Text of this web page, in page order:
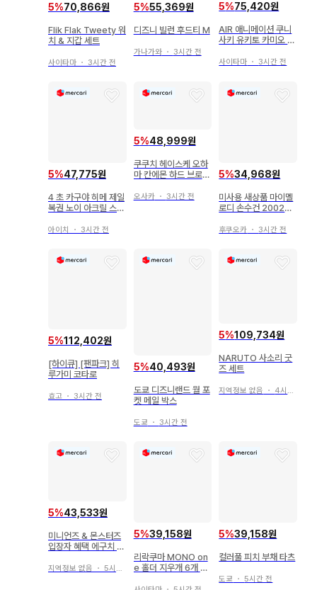
5%70,866원
Flik Flak Tweety 워
치 & 지갑 세트
사이타마 ・ 3시간 전
5%55,369원
디즈니 빌런 후드티 M
가나가와・ 3시간 전
5%75,420원
AIR 애니메이션 쿠니
사키 유키토 카미오 미
y
사이타마 ・ 3시간 전
5%47,775원
4 초 카구야 히메 제일
복권 노이 아크릴 스탠
로마이드
아이치 ・ 3시간 전
5%48,999원
쿠쿠치 헤이스케 오하
마 칸에몬 하드 브로마
이파라
오사카・ 3시간 전
5%34,968원
미사용 새상품 마이멜
로디 손수건 2002년
제품
후쿠오카 ・ 3시간 전
5%112,402원
[하이큐] [팬파크] 히
루가미 코타로
효고 ・ 3시간 전
5%40,493원
도쿄 디즈니랜드 월 포
켓 메일 박스
도쿄 ・ 3시간 전
5%109,734원
NARUTO 사소리 굿
즈 세트
지역정보 없음 ・ 4시간 전
5%43,533원
미니언즈 & 몬스터즈
입장자 혜택 에구치 나
지역정보 없음 ・ 5시간 전
5%39,158원
리락쿠마 MONO on
e 홀더 지우개 6개 세
5%39,158원
컬러풀 피치 부채 타츠
도쿄 ・5시간 전